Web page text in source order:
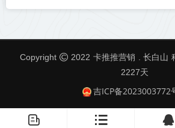
Copyright 2022 卡推推营销 . 长白山
2227天
吉ICP备2023003772
󦤹 󦏉 󦗙